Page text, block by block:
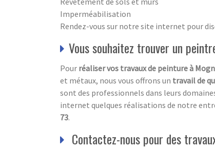
Imperméabilisation
Rendez-vous sur notre site internet pour
Vous souhaitez trouver un
Pour réaliser vos travaux de peinture à
et métaux, nous vous offrons un travail de
sont des professionnels dans leurs
internet quelques réalisations de notre
73.
Contactez-nous pour des